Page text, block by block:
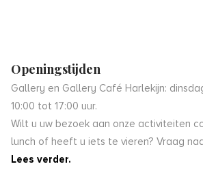
Openingstijden
Gallery en Gallery Café Harlekijn:
10:00 tot 17:00 uur.
Wilt u uw bezoek aan onze activiteiten
lunch of heeft u iets te vieren? Vraag
Lees verder.